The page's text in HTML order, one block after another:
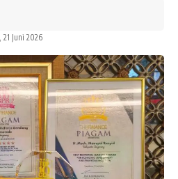
Juni 2026